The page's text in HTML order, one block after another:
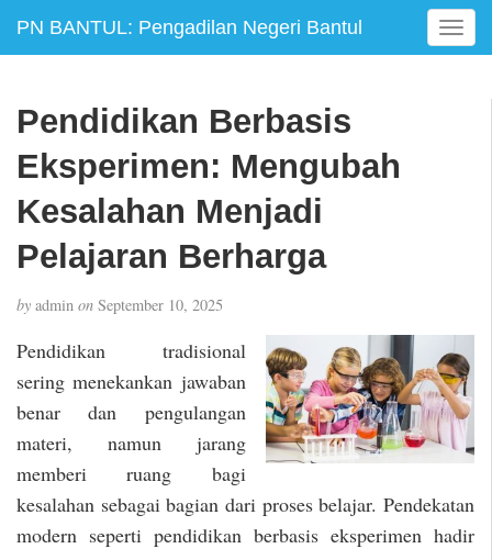
PN BANTUL: Pengadilan Negeri Bantul
T
o
o
n
Pendidikan Berbasis
Eksperimen: Mengubah
Kesalahan Menjadi
Pelajaran Berharga
by admin on September 10, 2025
Pendidikan tradisional
sering menekankan jawaban
benar dan pengulangan
materi, namun jarang
memberi ruang bagi
kesalahan sebagai bagian dari proses belajar. Pendekatan
modern seperti pendidikan berbasis eksperimen hadir